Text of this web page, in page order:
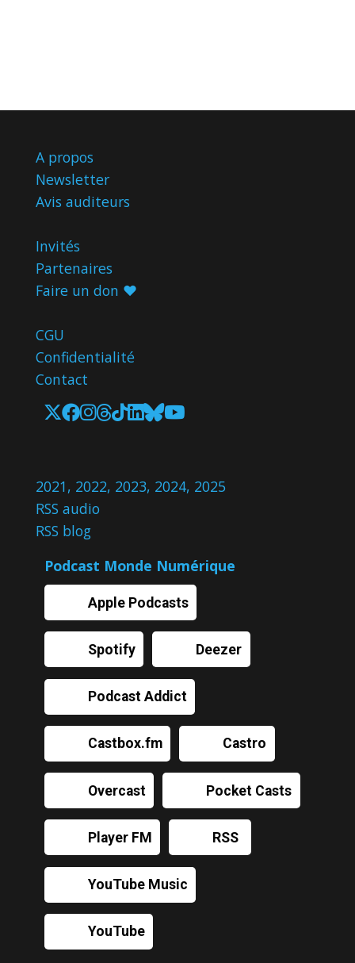
A propos
Newsletter
Avis auditeurs
Invités
Partenaires
Faire un don ♥️
CGU
Confidentialité
Contact
2021, 2022, 2023, 2024, 2025
RSS audio
RSS blog
Podcast Monde Numérique
Apple Podcasts
Spotify Deezer
Podcast Addict
Castbox.fm Castro
Overcast Pocket Casts
Player FM RSS
YouTube Music
YouTube